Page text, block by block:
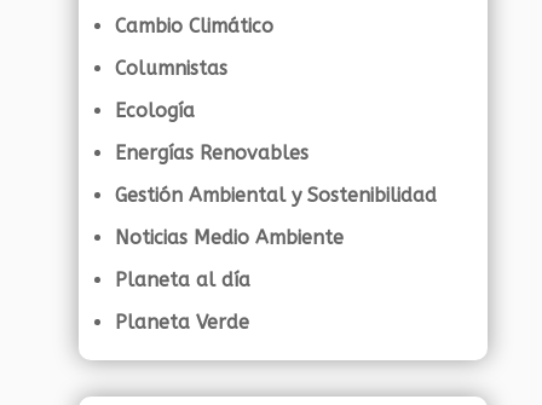
Cambio Climático
Columnistas
Ecología
Energías Renovables
Gestión Ambiental y Sostenibilidad
Noticias Medio Ambiente
Planeta al día
Planeta Verde